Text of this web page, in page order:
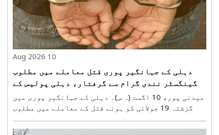
10 Aug 2026
دہلی کے جہانگیر پوری قتل معاملے میں مطلوب
گینگسٹر نندی گرام سے گرفتار، دہلی پولیس کے
میدنی پور، 10 اگست (ہ س)۔ دہلی کے جہانگیر پوری میں
گزشتہ 19 جولائی کو ہوئے قتل کے معاملے میں مطلوب
گینگسٹر کو نندی گرام سے گرفتار کیا گیا ہے۔ ملزم
کی شناخت بہار کے رہنے والے وسیم اکرم عرف لمبو کے